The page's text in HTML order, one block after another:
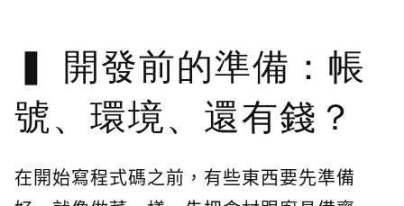
開發前的準備：帳
號、環境、還有錢？
在開始寫程式碼之前，有些東西要先準備